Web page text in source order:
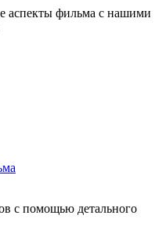
аспекты фильма с нашими
с помощью детального